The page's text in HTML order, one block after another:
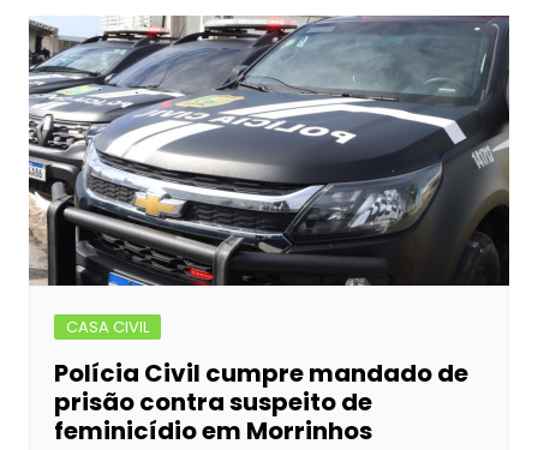
CASA CIVIL
Polícia Civil cumpre mandado de
prisão contra suspeito de
feminicídio em Morrinhos